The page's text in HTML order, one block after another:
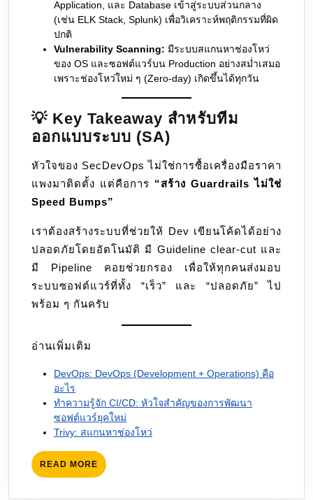
Application, และ Database เข้าสู่ระบบส่วนกลาง
(เช่น ELK Stack, Splunk) เพื่อวิเคราะห์พฤติกรรมที่ผิด
ปกติ
Vulnerability Scanning: มีระบบสแกนหาช่องโหว่
ของ OS และซอฟต์แวร์บน Production อย่างสม่ำเสมอ
เพราะช่องโหว่ใหม่ ๆ (Zero-day) เกิดขึ้นได้ทุกวัน
💡 Key Takeaway สำหรับทีม
ออกแบบระบบ (SA)
หัวใจของ SecDevOps ไม่ใช่การซื้อเครื่องมือราคา
แพงมาติดตั้ง แต่คือการ “สร้าง Guardrails ไม่ใช่
Speed Bumps”
เราต้องสร้างระบบที่ช่วยให้ Dev เขียนโค้ดได้อย่าง
ปลอดภัยโดยอัตโนมัติ มี Guideline clear-cut และ
มี Pipeline คอยช่วยกรอง เพื่อให้ทุกคนส่งมอบ
ระบบซอฟต์แวร์ที่ทั้ง “เร็ว” และ “ปลอดภัย” ไป
พร้อม ๆ กันครับ
อ่านเพิ่มเติม
DevOps: DevOps (Development + Operations) คือ
อะไร
ทำความรู้จัก CI/CD: หัวใจสำคัญของการพัฒนา
ซอฟต์แวร์ยุคใหม่
Trivy: สแกนหาช่องโหว่
READ MORE READ
MORE